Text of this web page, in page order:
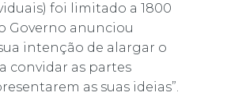
foi limitado a 1800
Governo anunciou
intenção de alargar o
convidar as partes
as suas ideias”.